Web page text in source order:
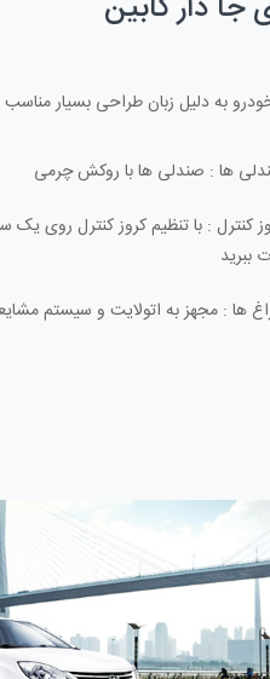
جا دار کابین
به دلیل زبان طراحی بسیار مناسب
ها : صندلی ها با روکش چرمی
کنترل : با تنظیم کروز کنترل روی
ببرید
ها : مجهز به اتولایت و سیستم